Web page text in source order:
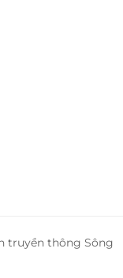
truyền thông Sông